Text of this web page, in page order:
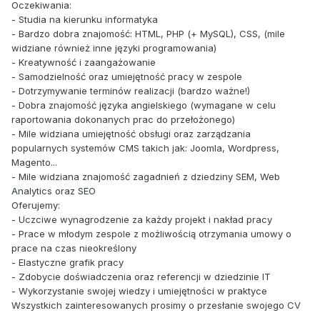
Oczekiwania:
- Studia na kierunku informatyka
- Bardzo dobra znajomość: HTML, PHP (+ MySQL), CSS, (mile
widziane również inne języki programowania)
- Kreatywność i zaangażowanie
- Samodzielność oraz umiejętność pracy w zespole
- Dotrzymywanie terminów realizacji (bardzo ważne!)
- Dobra znajomość języka angielskiego (wymagane w celu
raportowania dokonanych prac do przełożonego)
- Mile widziana umiejętność obsługi oraz zarządzania
popularnych systemów CMS takich jak: Joomla, Wordpress,
Magento...
- Mile widziana znajomość zagadnień z dziedziny SEM, Web
Analytics oraz SEO
Oferujemy:
- Uczciwe wynagrodzenie za każdy projekt i nakład pracy
- Prace w młodym zespole z możliwością otrzymania umowy o
prace na czas nieokreślony
- Elastyczne grafik pracy
- Zdobycie doświadczenia oraz referencji w dziedzinie IT
- Wykorzystanie swojej wiedzy i umiejętności w praktyce
Wszystkich zainteresowanych prosimy o przesłanie swojego CV